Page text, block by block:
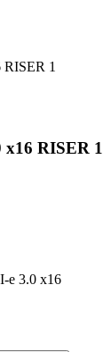
RISER 1
x16 RISER 1
e 3.0 x16